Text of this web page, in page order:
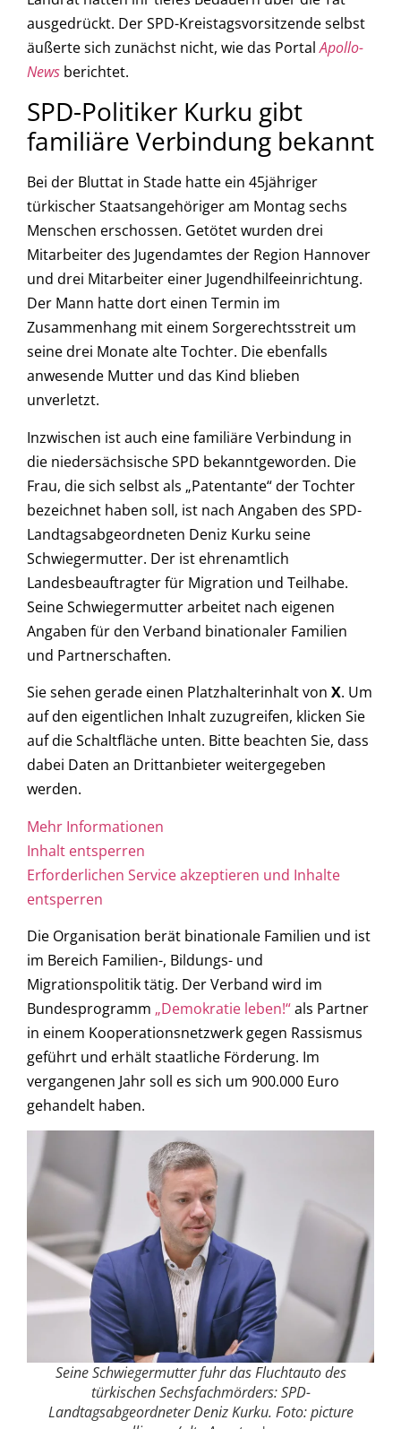
ausgedrückt. Der SPD-Kreistagsvorsitzende selbst
äußerte sich zunächst nicht, wie das PortalApollo-
News berichtet.
SPD-Politiker Kurku gibt
familiäre Verbindung bekannt
Bei der Bluttat in Stade hatte ein 45jähriger
türkischer Staatsangehöriger am Montag sechs
Menschen erschossen. Getötet wurden drei
Mitarbeiter des Jugendamtes der Region Hannover
und drei Mitarbeiter einer Jugendhilfeeinrichtung.
Der Mann hatte dort einen Termin im
Zusammenhang mit einem Sorgerechtsstreit um
seine drei Monate alte Tochter. Die ebenfalls
anwesende Mutter und das Kind blieben
unverletzt.
Inzwischen ist auch eine familiäre Verbindung in
die niedersächsische SPD bekanntgeworden. Die
Frau, die sich selbst als „Patentante“ der Tochter
bezeichnet haben soll, ist nach Angaben des SPD-
Landtagsabgeordneten Deniz Kurku seine
Schwiegermutter. Der ist ehrenamtlich
Landesbeauftragter für Migration und Teilhabe.
Seine Schwiegermutter arbeitet nach eigenen
Angaben für den Verband binationaler Familien
und Partnerschaften.
Sie sehen gerade einen Platzhalterinhalt von X. Um
auf den eigentlichen Inhalt zuzugreifen, klicken Sie
auf die Schaltfläche unten. Bitte beachten Sie, dass
dabei Daten an Drittanbieter weitergegeben
werden.
Mehr Informationen
Inhalt entsperren
Erforderlichen Service akzeptieren und Inhalte
entsperren
Die Organisation berät binationale Familien und ist
im Bereich Familien-, Bildungs- und
Migrationspolitik tätig. Der Verband wird im
Bundesprogramm „Demokratie leben!“als Partner
in einem Kooperationsnetzwerk gegen Rassismus
geführt und erhält staatliche Förderung. Im
vergangenen Jahr soll es sich um 900.000 Euro
gehandelt haben.
Seine Schwiegermutter fuhr das Fluchtauto des
türkischen Sechsfachmörders: SPD-
Landtagsabgeordneter Deniz Kurku. Foto: picture